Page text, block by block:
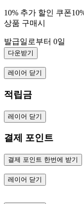
10% 추가 할인 쿠폰
상품 구매시
발급일로부터 0일
다운받기
레이어 닫기
적립금
레이어 닫기
결제 포인트
결제 포인트 한번에 받기
레이어 닫기